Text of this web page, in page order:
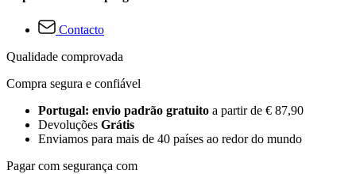
Contacto
Qualidade comprovada
Compra segura e confiável
Portugal: envio padrão gratuito a partir de € 87,90
Devoluções Grátis
Enviamos para mais de 40 países ao redor do mundo
Pagar com segurança com